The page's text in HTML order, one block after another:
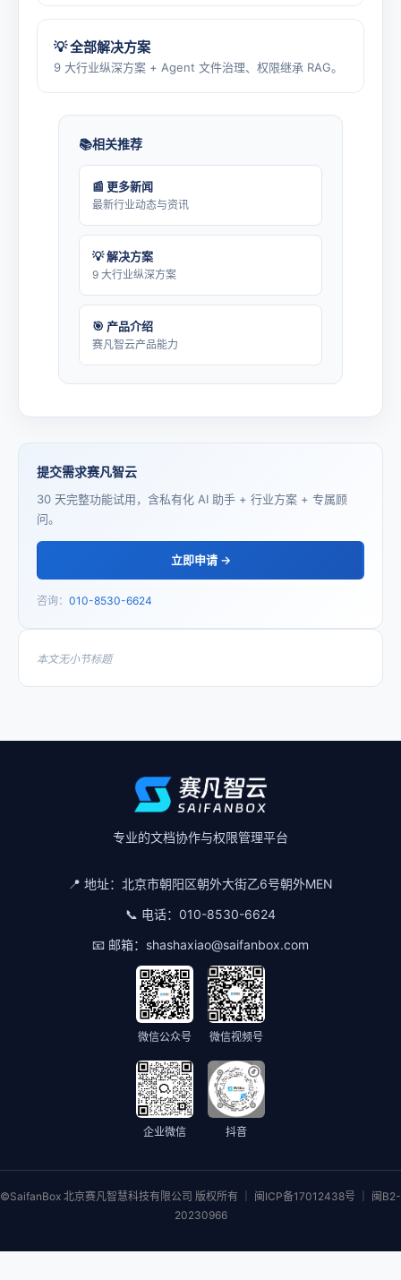
💡 全部解决方案
9 大行业纵深方案 + Agent 文件治理、权限继承 RAG。
相关推荐
📰 更多新闻
最新行业动态与资讯
💡 解决方案
9 大行业纵深方案
🎯 产品介绍
赛凡智云产品能力
提交需求赛凡智云
30 天完整功能试用，含私有化 AI 助手 + 行业方案 + 专属顾
问。
立即申请 →
咨询： 010-8530-6624
本文无小节标题
专业的文档协作与权限管理平台
📍 地址： 北京市朝阳区朝外大街乙6号朝外MEN
📞 电话： 010-8530-6624
📧 邮箱： shashaxiao@saifanbox.com
微信公众号 微信视频号
企业微信 抖音
©SaifanBox 北京赛凡智慧科技有限公司 版权所有 ｜ 闽ICP备17012438号 ｜ 闽B2-
20230966